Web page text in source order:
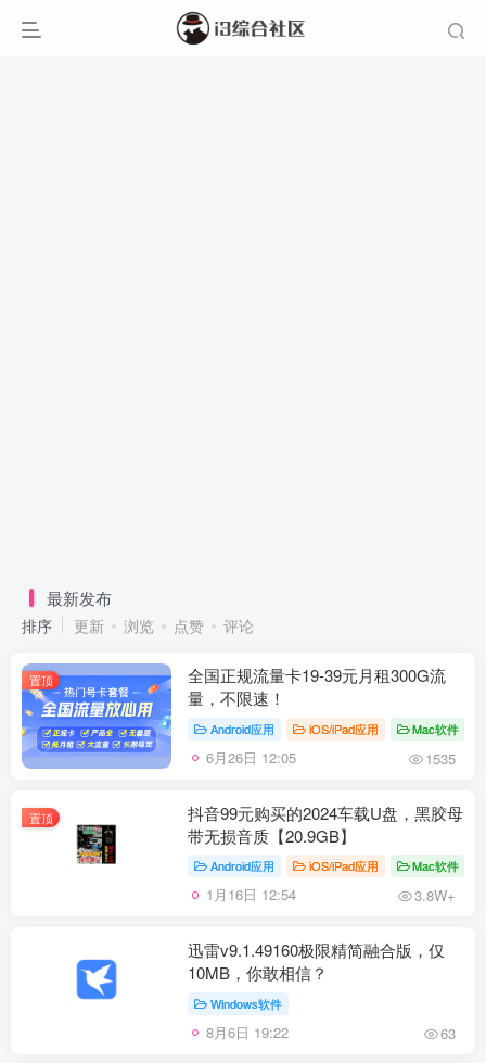
最新发布
排序 更新 浏览 点赞 评论
置顶
全国正规流量卡19-39元月租300G流
量，不限速！
Android应用 iOS/iPad应用 Mac软件
6月26日 12:05 1535
置顶
抖音99元购买的2024车载U盘，黑胶母
带无损音质【20.9GB】
Android应用 iOS/iPad应用 Mac软件
1月16日 12:54 3.8W+
迅雷v9.1.49160极限精简融合版，仅
10MB，你敢相信？
Windows软件
8月6日 19:22 63